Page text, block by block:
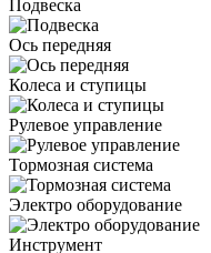
Подвеска
Ось передняя
Колеса и ступицы
Рулевое управление
Тормозная система
Электро оборудование
Инструмент